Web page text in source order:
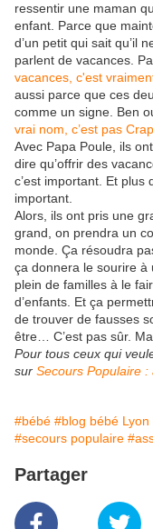
ressentir une maman
enfant. Parce que
d’un petit qui sait qu’il
parlent de vacances.
vacances, c'est
aussi parce que ces
comme un signe. Ben
vrai nom, c’est pas
Avec Papa Poule, ils
dire qu’offrir des
c’est important. Et plus
important.
Alors, ils ont pris une
grand, on prendra un
monde. Ça résoudra
ça donnera le sourire à
plein de familles à le
d’enfants. Et ça
de trouver de fausses
être… C’est pas sûr.
Pour tous ceux qui
sur Secours Populaire :
#bébé #blog bébé Lyon
#secours populaire
Partager